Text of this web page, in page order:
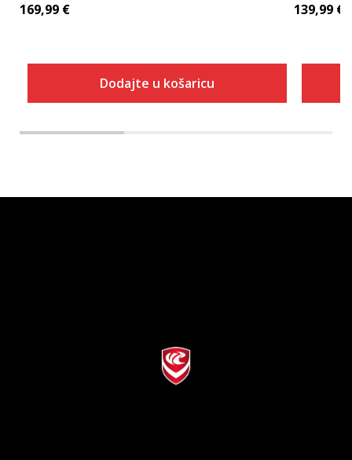
169,99 €
Dodajte u košaricu
139,99 €